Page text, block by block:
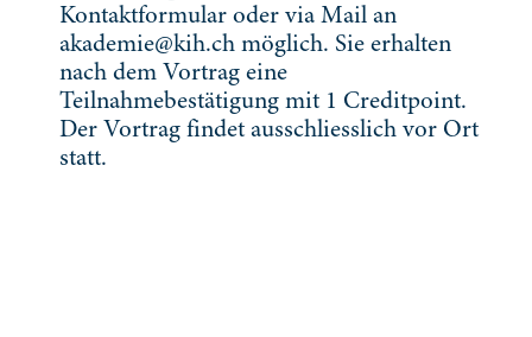
Kontaktformular oder via Mail an
akademie@kih.ch möglich. Sie erhalten
nach dem Vortrag eine
Teilnahmebestätigung mit 1 Creditpoint.
Der Vortrag findet ausschliesslich vor Ort
statt.